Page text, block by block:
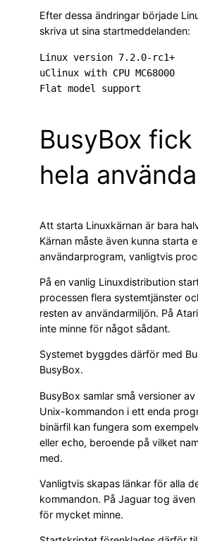
Efter dessa ändringar började
skriva ut sina startmeddelanden:
Linux version 7.2.0-rc1+
uClinux with CPU MC68000
BusyBox
hela
Att starta Linuxkärnan är bara
Kärnan måste även kunna starta
användarprogram, vanligtvis
På en vanlig Linuxdistribution
processen flera systemtjänster
resten av användarmiljön. På
inte minne för något sådant.
Systemet byggdes därför med
BusyBox.
BusyBox samlar små versioner
Unix-kommandon i ett enda
binärfil kan fungera som
eller echo, beroende på vilket
med.
Vanligtvis skapas länkar för alla
kommandon. På Jaguar tog
för mycket minne.